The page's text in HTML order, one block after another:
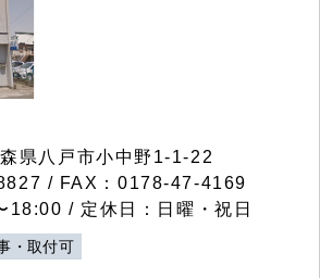
県八戸市小中野1-1-22
/ FAX：0178-47-4169
18:00 / 定休日：日曜・祝日
・取付可